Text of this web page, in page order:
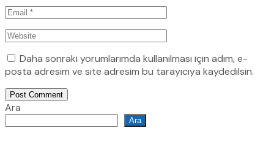
Daha sonraki yorumlarımda kullanılması için adım, e-
posta adresim ve site adresim bu tarayıcıya kaydedilsin.
Post Comment
Ara
Ara